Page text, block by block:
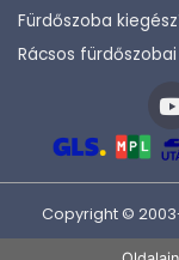
Fürdőszoba
Rácsos
Copyright © 2003-